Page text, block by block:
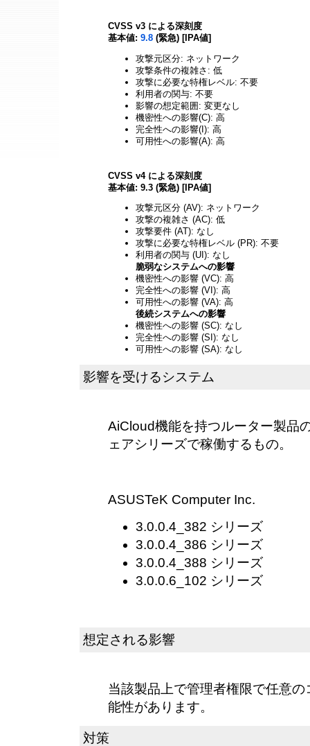
CVSS v3 による深刻度
基本値: 9.8 (緊急) [IPA値]
攻撃元区分: ネットワーク
攻撃条件の複雑さ: 低
攻撃に必要な特権レベル: 不要
利用者の関与: 不要
影響の想定範囲: 変更なし
機密性への影響(C): 高
完全性への影響(I): 高
可用性への影響(A): 高
CVSS v4 による深刻度
基本値: 9.3 (緊急) [IPA値]
攻撃元区分 (AV): ネットワーク
攻撃の複雑さ (AC): 低
攻撃要件 (AT): なし
攻撃に必要な特権レベル (PR): 不要
利用者の関与 (UI): なし
脆弱なシステムへの影響
機密性への影響 (VC): 高
完全性への影響 (VI): 高
可用性への影響 (VA): 高
後続システムへの影響
機密性への影響 (SC): なし
完全性への影響 (SI): なし
可用性への影響 (SA): なし
影響を受けるシステム
AiCloud機能を持つルーター製品
ェアシリーズで稼働するもの。
ASUSTeK Computer Inc.
3.0.0.4_382 シリーズ
3.0.0.4_386 シリーズ
3.0.0.4_388 シリーズ
3.0.0.6_102 シリーズ
想定される影響
当該製品上で管理者権限で任意
能性があります。
対策